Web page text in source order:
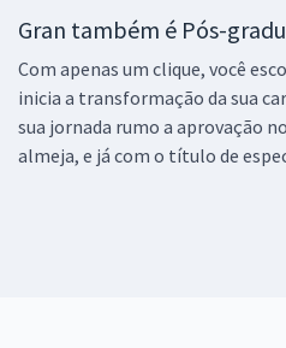
Gran também é Pós-
Com apenas um clique, você
inicia a transformação da sua
sua jornada rumo a aprovação
almeja, e já com o título de